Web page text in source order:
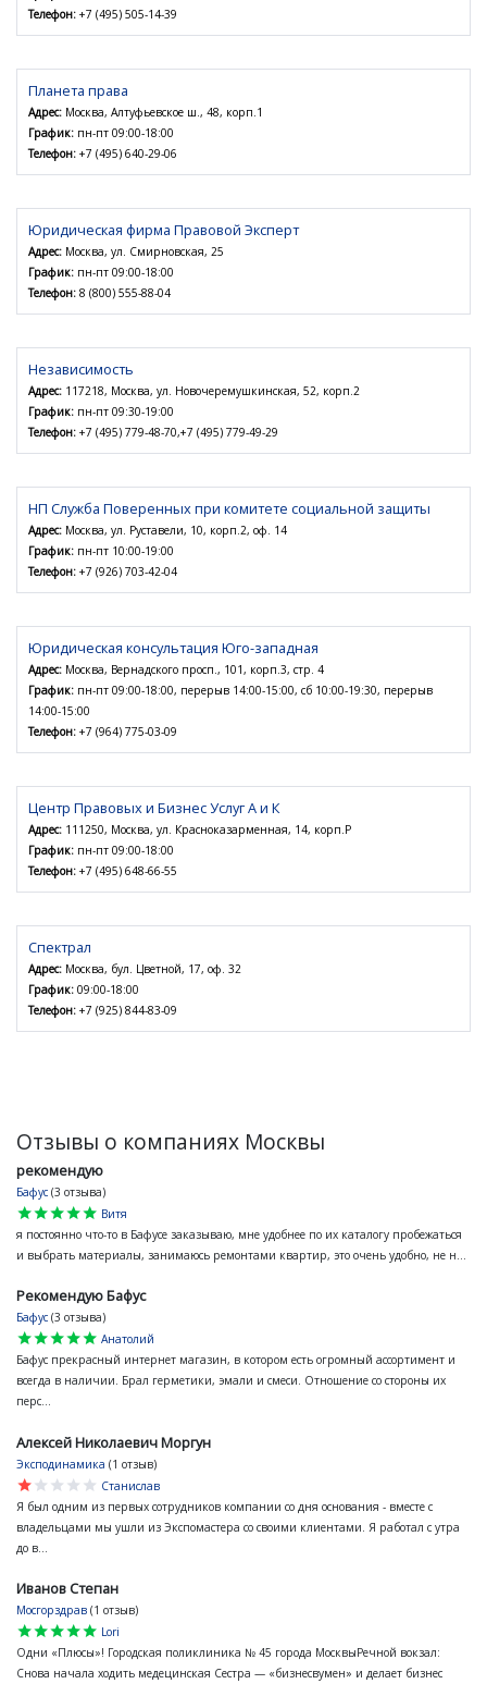
Телефон: +7 (495) 505-14-39
Планета права
Адрес: Москва, Алтуфьевское ш., 48, корп.1
График: пн-пт 09:00-18:00
Телефон: +7 (495) 640-29-06
Юридическая фирма Правовой Эксперт
Адрес: Москва, ул. Смирновская, 25
График: пн-пт 09:00-18:00
Телефон: 8 (800) 555-88-04
Независимость
Адрес: 117218, Москва, ул. Новочеремушкинская, 52, корп.2
График: пн-пт 09:30-19:00
Телефон: +7 (495) 779-48-70,+7 (495) 779-49-29
НП Служба Поверенных при комитете социальной защиты
Адрес: Москва, ул. Руставели, 10, корп.2, оф. 14
График: пн-пт 10:00-19:00
Телефон: +7 (926) 703-42-04
Юридическая консультация Юго-западная
Адрес: Москва, Вернадского просп., 101, корп.3, стр. 4
График: пн-пт 09:00-18:00, перерыв 14:00-15:00, сб 10:00-19:30, перерыв
14:00-15:00
Телефон: +7 (964) 775-03-09
Центр Правовых и Бизнес Услуг А и К
Адрес: 111250, Москва, ул. Красноказарменная, 14, корп.Р
График: пн-пт 09:00-18:00
Телефон: +7 (495) 648-66-55
Спектрал
Адрес: Москва, бул. Цветной, 17, оф. 32
График: 09:00-18:00
Телефон: +7 (925) 844-83-09
Отзывы о компаниях Москвы
рекомендую
Бафус (3 отзыва)
star
star
star
star
star
Витя
я постоянно что-то в Бафусе заказываю, мне удобнее по их каталогу пробежаться
и выбрать материалы, занимаюсь ремонтами квартир, это очень удобно, не н...
Рекомендую Бафус
Бафус (3 отзыва)
star
star
star
star
star
Анатолий
Бафус прекрасный интернет магазин, в котором есть огромный ассортимент и
всегда в наличии. Брал герметики, эмали и смеси. Отношение со стороны их
перс...
Алексей Николаевич Моргун
Эксподинамика (1 отзыв)
star
star
star
star
star
Станислав
Я был одним из первых сотрудников компании со дня основания - вместе с
владельцами мы ушли из Экспомастера со своими клиентами. Я работал с утра
до в...
Иванов Степан
Мосгорздрав (1 отзыв)
star
star
star
star
star
Lori
Одни «Плюсы»! Городская поликлиника № 45 города МосквыРечной вокзал:
Снова начала ходить медецинская Сестра — «бизнесвумен» и делает бизнес